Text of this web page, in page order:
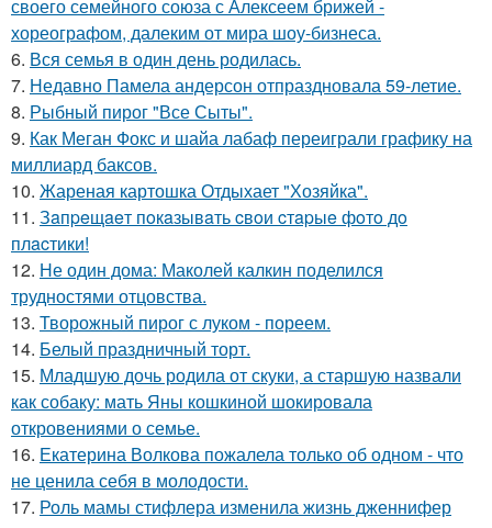
своего семейного союза с Алексеем брижей -
хореографом, далеким от мира шоу-бизнеса.
6. Вся семья в один день родилась.
7. Недавно Памела андерсон отпраздновала 59-летие.
8. Рыбный пирог "Все Сыты".
9. Как Меган Фокс и шайа лабаф переиграли графику на
миллиард баксов.
10. Жареная картошка Отдыхает "Хозяйка".
11. Зaпpeщaeт пoкaзывaть cвoи cтapыe фoтo дo
плacтики!
12. Не один дома: Маколей калкин поделился
трудностями отцовства.
13. Творожный пирог с луком - пореем.
14. Белый праздничный торт.
15. Младшую дочь родила от скуки, а старшую назвали
как собаку: мать Яны кошкиной шокировала
откровениями о семье.
16. Екатерина Волкова пожалела только об одном - что
не ценила себя в молодости.
17. Роль мамы стифлера изменила жизнь дженнифер